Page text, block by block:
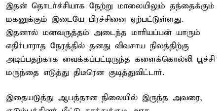
இதன் தொடர்ச்சியாக நேற்று மாலையிலும் தந்தைக்கும்
மகனுக்கும் இடையே பிரச்சினை ஏற்பட்டுள்ளது.
இதனால் மனவருத்தம் அடைந்த மாரியப்பன் யாரும்
எதிர்பாராத நேரத்தில் தனது விவசாய நிலத்திற்கு
அடிப்பதற்காக வைக்கப்பட்டிருந்த களைக்கொல்லி பூச்சி
மருந்தை எடுத்து திடீரென குடித்துவிட்டார்.
இதையடுத்து ஆபத்தான நிலையில் இருந்த அவரை,